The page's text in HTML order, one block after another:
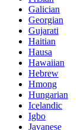
Galician
Georgian
Gujarati
Haitian
Hausa
Hawaiian
Hebrew
Hmong
Hungarian
Icelandic
Igbo
Javanese